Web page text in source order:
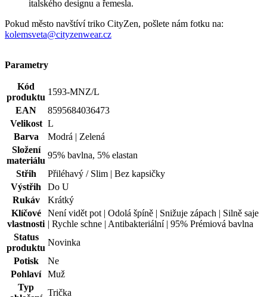
italského designu a řemesla.
Pokud město navštíví triko CityZen, pošlete nám fotku na:
kolemsveta@cityzenwear.cz
Parametry
Kód
produktu
1593-MNZ/L
EAN
8595684036473
Velikost L
Barva
Modrá | Zelená
Složení
materiálu
95% bavlna, 5% elastan
Střih
Přiléhavý / Slim | Bez kapsičky
Výstřih
Do U
Rukáv
Krátký
Klíčové
vlastnosti
Není vidět pot | Odolá špíně | Snižuje zápach | Silně saje
| Rychle schne | Antibakteriální | 95% Prémiová bavlna
Status
produktu
Novinka
Potisk
Ne
Pohlaví
Muž
Typ
Trička